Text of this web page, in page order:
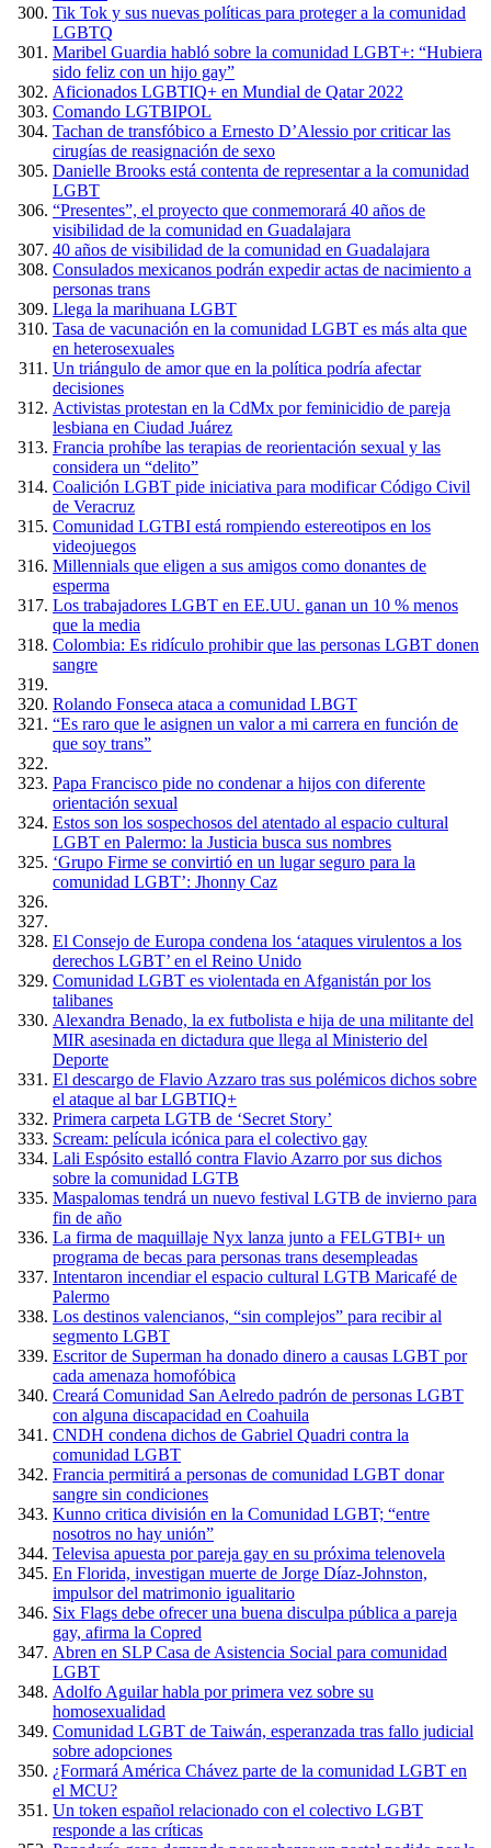
Tik Tok y sus nuevas políticas para proteger a la comunidad
LGBTQ
Maribel Guardia habló sobre la comunidad LGBT+: “Hubiera
sido feliz con un hijo gay”
Aficionados LGBTIQ+ en Mundial de Qatar 2022
Comando LGTBIPOL
Tachan de transfóbico a Ernesto D’Alessio por criticar las
cirugías de reasignación de sexo
Danielle Brooks está contenta de representar a la comunidad
LGBT
“Presentes”, el proyecto que conmemorará 40 años de
visibilidad de la comunidad en Guadalajara
40 años de visibilidad de la comunidad en Guadalajara
Consulados mexicanos podrán expedir actas de nacimiento a
personas trans
Llega la marihuana LGBT
Tasa de vacunación en la comunidad LGBT es más alta que
en heterosexuales
Un triángulo de amor que en la política podría afectar
decisiones
Activistas protestan en la CdMx por feminicidio de pareja
lesbiana en Ciudad Juárez
Francia prohíbe las terapias de reorientación sexual y las
considera un “delito”
Coalición LGBT pide iniciativa para modificar Código Civil
de Veracruz
Comunidad LGTBI está rompiendo estereotipos en los
videojuegos
Millennials que eligen a sus amigos como donantes de
esperma
Los trabajadores LGBT en EE.UU. ganan un 10 % menos
que la media
Colombia: Es ridículo prohibir que las personas LGBT donen
sangre
Rolando Fonseca ataca a comunidad LBGT
“Es raro que le asignen un valor a mi carrera en función de
que soy trans”
Papa Francisco pide no condenar a hijos con diferente
orientación sexual
Estos son los sospechosos del atentado al espacio cultural
LGBT en Palermo: la Justicia busca sus nombres
‘Grupo Firme se convirtió en un lugar seguro para la
comunidad LGBT’: Jhonny Caz
El Consejo de Europa condena los ‘ataques virulentos a los
derechos LGBT’ en el Reino Unido
Comunidad LGBT es violentada en Afganistán por los
talibanes
Alexandra Benado, la ex futbolista e hija de una militante del
MIR asesinada en dictadura que llega al Ministerio del
Deporte
El descargo de Flavio Azzaro tras sus polémicos dichos sobre
el ataque al bar LGBTIQ+
Primera carpeta LGTB de ‘Secret Story’
Scream: película icónica para el colectivo gay
Lali Espósito estalló contra Flavio Azarro por sus dichos
sobre la comunidad LGTB
Maspalomas tendrá un nuevo festival LGTB de invierno para
fin de año
La firma de maquillaje Nyx lanza junto a FELGTBI+ un
programa de becas para personas trans desempleadas
Intentaron incendiar el espacio cultural LGTB Maricafé de
Palermo
Los destinos valencianos, “sin complejos” para recibir al
segmento LGBT
Escritor de Superman ha donado dinero a causas LGBT por
cada amenaza homofóbica
Creará Comunidad San Aelredo padrón de personas LGBT
con alguna discapacidad en Coahuila
CNDH condena dichos de Gabriel Quadri contra la
comunidad LGBT
Francia permitirá a personas de comunidad LGBT donar
sangre sin condiciones
Kunno critica división en la Comunidad LGBT; “entre
nosotros no hay unión”
Televisa apuesta por pareja gay en su próxima telenovela
En Florida, investigan muerte de Jorge Díaz-Johnston,
impulsor del matrimonio igualitario
Six Flags debe ofrecer una buena disculpa pública a pareja
gay, afirma la Copred
Abren en SLP Casa de Asistencia Social para comunidad
LGBT
Adolfo Aguilar habla por primera vez sobre su
homosexualidad
Comunidad LGBT de Taiwán, esperanzada tras fallo judicial
sobre adopciones
¿Formará América Chávez parte de la comunidad LGBT en
el MCU?
Un token español relacionado con el colectivo LGBT
responde a las críticas